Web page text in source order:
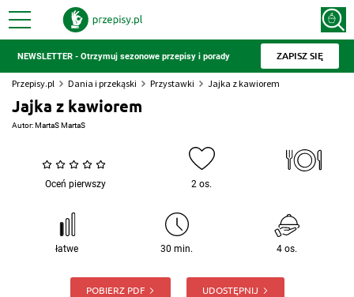
NEWSLETTER - Otrzymuj sezonowe przepisy i porady ZAPISZ SIĘ
Przepisy.pl Dania i przekąski Przystawki Jajka z kawiorem
Jajka z kawiorem
Autor:MartaS MartaS
Oceń pierwszy 2 os.
łatwe 30 min. 4 os.
POBIERZ PDF UDOSTĘPNIJ